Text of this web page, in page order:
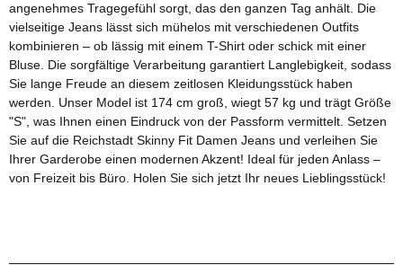
angenehmes Tragegefühl sorgt, das den ganzen Tag anhält. Die
vielseitige Jeans lässt sich mühelos mit verschiedenen Outfits
kombinieren – ob lässig mit einem T-Shirt oder schick mit einer
Bluse. Die sorgfältige Verarbeitung garantiert Langlebigkeit, sodass
Sie lange Freude an diesem zeitlosen Kleidungsstück haben
werden. Unser Model ist 174 cm groß, wiegt 57 kg und trägt Größe
"S", was Ihnen einen Eindruck von der Passform vermittelt. Setzen
Sie auf die Reichstadt Skinny Fit Damen Jeans und verleihen Sie
Ihrer Garderobe einen modernen Akzent! Ideal für jeden Anlass –
von Freizeit bis Büro. Holen Sie sich jetzt Ihr neues Lieblingsstück!